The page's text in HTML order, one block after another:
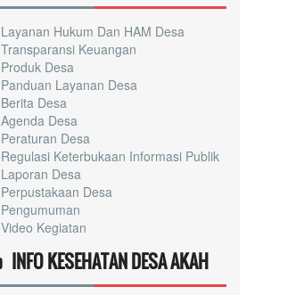
Layanan Hukum Dan HAM Desa
Transparansi Keuangan
Produk Desa
Panduan Layanan Desa
Berita Desa
Agenda Desa
Peraturan Desa
Regulasi Keterbukaan Informasi Publik
Laporan Desa
Perpustakaan Desa
Pengumuman
Video Kegiatan
INFO KESEHATAN DESA AKAH